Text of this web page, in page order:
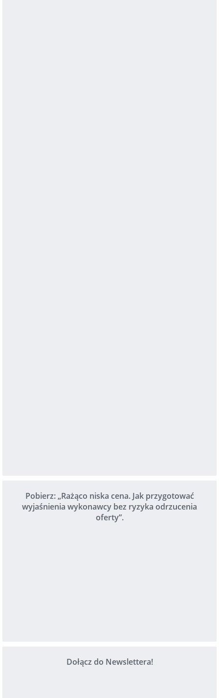
Pobierz: „Rażąco niska cena. Jak przygotować
wyjaśnienia wykonawcy bez ryzyka odrzucenia
oferty”.
Dołącz do Newslettera!